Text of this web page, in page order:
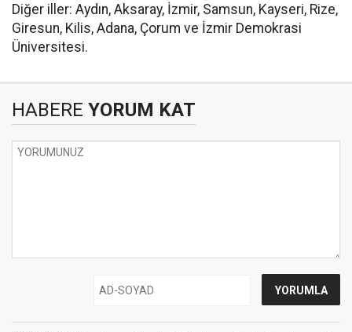
Diğer iller: Aydın, Aksaray, İzmir, Samsun, Kayseri, Rize,
Giresun, Kilis, Adana, Çorum ve İzmir Demokrasi
Üniversitesi.
HABERE YORUM KAT